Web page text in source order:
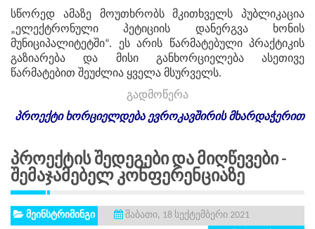
სწორედ ამაზე მოუთხრობს მკითხველს პუბლიკაცია
„ელექტრონული პეტიციის დანერგვა ხონის
მუნიციპალიტეტში“. ეს არის წარმატებული პრაქტიკის
გაზიარება და მისი განხორციელება ასეთივე
წარმატებით შეუძლია ყველა მსურველს.
გადმოწერა
პროექტი ხორციელდება ევროკავშირის მხარდაჭერით
Პროექტის Შედეგები Და Მიღწევები -
Შემაჯამებელ Კონფერენციაზე
მეინსტრიმინგი
შაბათი, 18 სექტემბერი 2021